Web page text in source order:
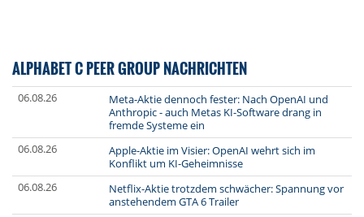
ALPHABET C PEER GROUP NACHRICHTEN
06.08.26
Meta-Aktie dennoch fester: Nach OpenAI und
Anthropic - auch Metas KI-Software drang in
fremde Systeme ein
06.08.26
Apple-Aktie im Visier: OpenAI wehrt sich im
Konflikt um KI-Geheimnisse
06.08.26
Netflix-Aktie trotzdem schwächer: Spannung vor
anstehendem GTA 6 Trailer